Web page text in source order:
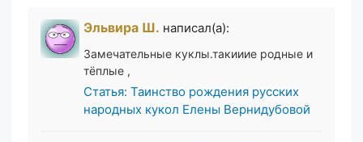
Эльвира Ш. написал(а):
Замечательные куклы.такииие родные и
тёплые ,
Статья: Таинство рождения русских
народных кукол Елены Вернидубовой